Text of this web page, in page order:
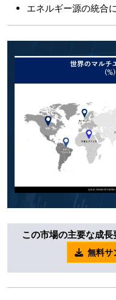
エネルギー源の統合
この市場の主要な成長
無料サ